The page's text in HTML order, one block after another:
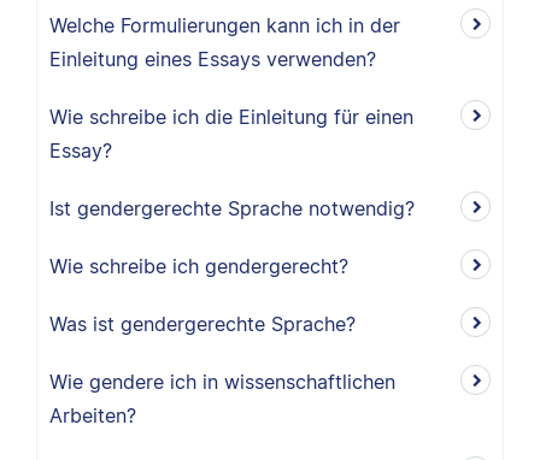
Welche Formulierungen kann ich in der
Einleitung eines Essays verwenden?
Wie schreibe ich die Einleitung für einen
Essay?
Ist gendergerechte Sprache notwendig?
Wie schreibe ich gendergerecht?
Was ist gendergerechte Sprache?
Wie gendere ich in wissenschaftlichen
Arbeiten?